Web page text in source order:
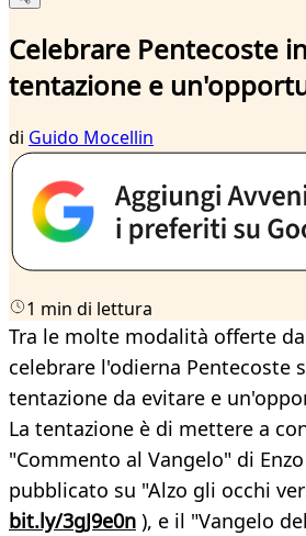
Celebrare Pentecoste
tentazione e
di Guido Mocellin
1 min di lettura
Tra le molte modalità offerte
celebrare l'odierna Pentecoste
tentazione da evitare e
La tentazione è di mettere a
"Commento al Vangelo" di
pubblicato su "Alzo gli occhi
bit.ly/3gJ9e0n ), e il "Vangelo